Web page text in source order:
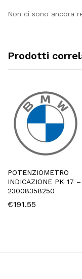
Non ci sono ancora
Prodotti
POTENZIOMETRO
INDICAZIONE PK 17 –
23008358250
€191.55